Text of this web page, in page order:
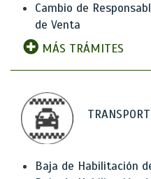
Cambio de
de Venta
MÁS TRÁMITES
Baja de Habilitación